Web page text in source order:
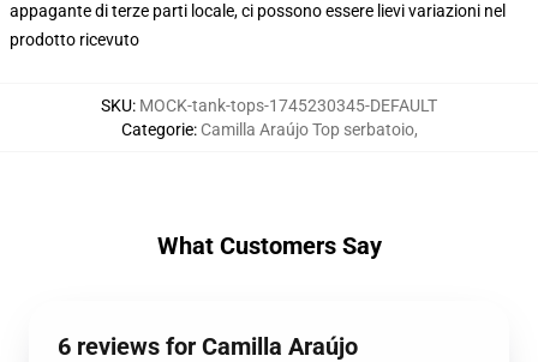
appagante di terze parti locale, ci possono essere lievi variazioni nel
prodotto ricevuto
SKU: MOCK-tank-tops-1745230345-DEFAULT
Categorie: Camilla Araújo Top serbatoio,
What Customers Say
6 reviews for Camilla Araújo